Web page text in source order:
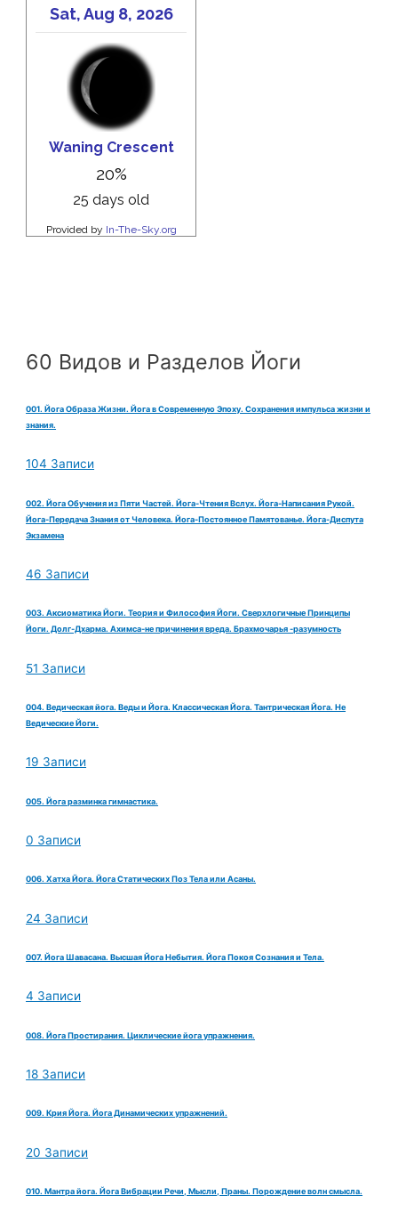
60 Видов и Разделов Йоги
001. Йога Образа Жизни. Йога в Современную Эпоху. Сохранения импульса жизни и
знания.
104 Записи
002. Йога Обучения из Пяти Частей. Йога-Чтения Вслух. Йога-Написания Рукой.
Йога-Передача Знания от Человека. Йога-Постоянное Памятованье. Йога-Диспута
Экзамена
46 Записи
003. Аксиоматика Йоги. Теория и Философия Йоги. Сверхлогичные Принципы
Йоги. Долг-Дхарма. Ахимса-не причинения вреда. Брахмочарья -разумность
51 Записи
004. Ведическая йога. Веды и Йога. Классическая Йога. Тантрическая Йога. Не
Ведические Йоги.
19 Записи
005. Йога разминка гимнастика.
0 Записи
006. Хатха Йога. Йога Статических Поз Тела или Асаны.
24 Записи
007. Йога Шавасана. Высшая Йога Небытия. Йога Покоя Сознания и Тела.
4 Записи
008. Йога Простирания. Циклические йога упражнения.
18 Записи
009. Крия Йога. Йога Динамических упражнений.
20 Записи
010. Мантра йога. Йога Вибрации Речи, Мысли, Праны. Порождение волн смысла.